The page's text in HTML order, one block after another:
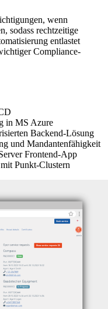
wenn
sodass rechtzeitige
entlastet
Compliance-
in MS Azure
Backend-Lösung
und Mandantenfähigkeit
Frontend-App
Punkt-Clustern